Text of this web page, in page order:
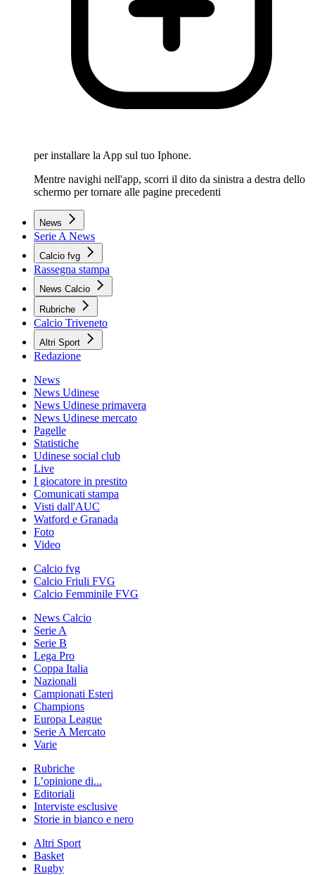
per installare la App sul tuo Iphone.
Mentre navighi nell'app, scorri il dito da sinistra a destra dello
schermo per tornare alle pagine precedenti
News
Serie A News
Calcio fvg
Rassegna stampa
News Calcio
Rubriche
Calcio Triveneto
Altri Sport
Redazione
News
News Udinese
News Udinese primavera
News Udinese mercato
Pagelle
Statistiche
Udinese social club
Live
I giocatore in prestito
Comunicati stampa
Visti dall'AUC
Watford e Granada
Foto
Video
Calcio fvg
Calcio Friuli FVG
Calcio Femminile FVG
News Calcio
Serie A
Serie B
Lega Pro
Coppa Italia
Nazionali
Campionati Esteri
Champions
Europa League
Serie A Mercato
Varie
Rubriche
L’opinione di...
Editoriali
Interviste esclusive
Storie in bianco e nero
Altri Sport
Basket
Rugby